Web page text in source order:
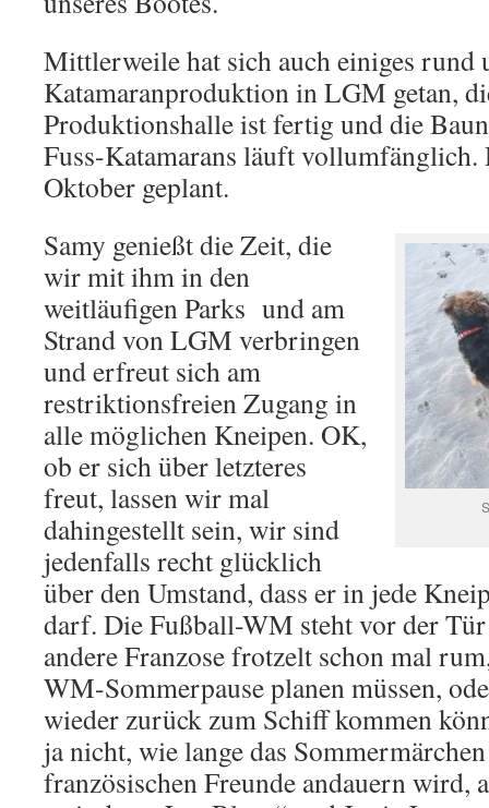
Mittlerweile hat sich auch einiges rund
Katamaranproduktion in LGM getan,
Produktionshalle ist fertig und die
Fuss-Katamarans läuft vollumfänglich.
Oktober geplant.
Samy genießt die Zeit, die
wir mit ihm in den
weitläufigen Parks und am
Strand von LGM verbringen
und erfreut sich am
restriktionsfreien Zugang in
alle möglichen Kneipen. OK,
ob er sich über letzteres
freut, lassen wir mal
dahingestellt sein, wir sind
jedenfalls recht glücklich
über den Umstand, dass er in jede
darf. Die Fußball-WM steht vor der
andere Franzose frotzelt schon mal
WM-Sommerpause planen müssen,
wieder zurück zum Schiff kommen
ja nicht, wie lange das
französischen Freunde andauern wird,